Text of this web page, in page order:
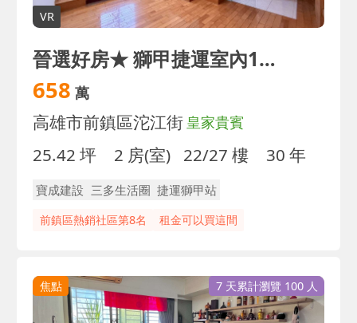
VR
晉選好房★ 獅甲捷運室內16坪大兩房｜景觀無遮擋
658 萬
高雄市前鎮區沱江街 皇家貴賓
25.42 坪 2 房(室) 22/27 樓 30 年
寶成建設 三多生活圈 捷運獅甲站
前鎮區熱銷社區第8名 租金可以買這間
焦點 7 天累計瀏覽 100 人